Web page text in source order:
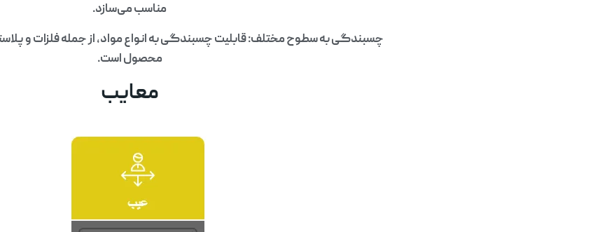
مناسب می‌سازد.
چسبندگی به سطوح مختلف: قابلیت چسبندگی به انواع مواد، از جمله فلزات و
محصول است.
معایب